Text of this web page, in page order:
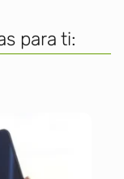
para ti: